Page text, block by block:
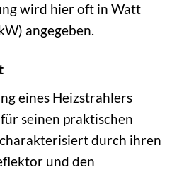
wird hier oft in Watt
angegeben.
eines Heizstrahlers
seinen praktischen
durch ihren
und den